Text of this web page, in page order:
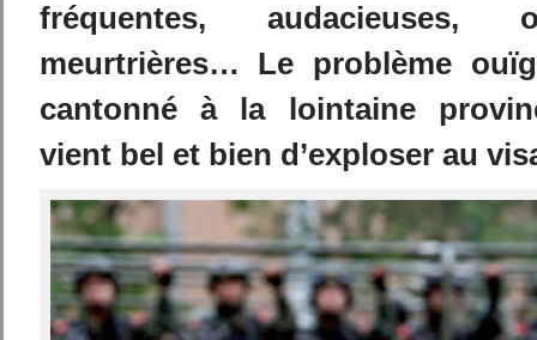
fréquentes, audacieuses,
meurtrières… Le problème
cantonné à la lointaine
vient bel et bien d’exploser au